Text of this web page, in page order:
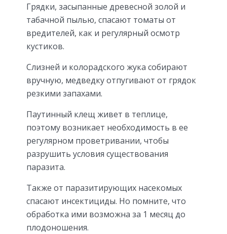
Грядки, засыпанные древесной золой и
табачной пылью, спасают томаты от
вредителей, как и регулярный осмотр
кустиков.
Слизней и колорадского жука собирают
вручную, медведку отпугивают от грядок
резкими запахами.
Паутинный клещ живет в теплице,
поэтому возникает необходимость в ее
регулярном проветривании, чтобы
разрушить условия существования
паразита.
Также от паразитирующих насекомых
спасают инсектициды. Но помните, что
обработка ими возможна за 1 месяц до
плодоношения.